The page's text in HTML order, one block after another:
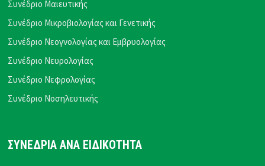
Συνέδριο Μαιευτικής
Συνέδριο Μικροβιολογίας και Γενετικής
Συνέδριο Νεογνολογίας και Εμβρυολογίας
Συνέδριο Νευρολογίας
Συνέδριο Νεφρολογίας
Συνέδριο Νοσηλευτικής
ΣΥΝΕΔΡΙΑ ΑΝΑ ΕΙΔΙΚΟΤΗΤΑ